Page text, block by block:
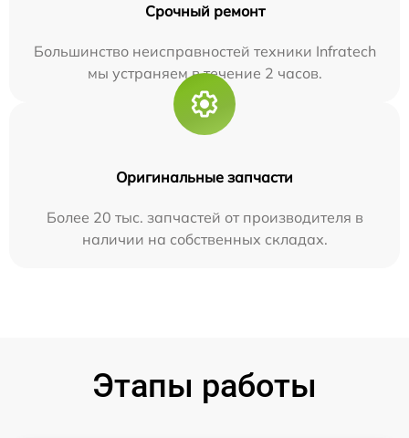
Срочный ремонт
Большинство неисправностей техники Infratech
мы устраняем в течение 2 часов.
Оригинальные запчасти
Более 20 тыс. запчастей от производителя в
наличии на собственных складах.
Этапы работы